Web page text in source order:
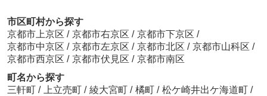
市区町村から探す
京都市上京区 / 京都市右京区 / 京都市下京区 /
京都市中京区 / 京都市左京区 / 京都市北区 / 京都市山科区 /
京都市西京区 / 京都市伏見区 / 京都市南区
町名から探す
三軒町 / 上立売町 / 綾大宮町 / 橘町 / 松ケ崎井出ケ海道町 /